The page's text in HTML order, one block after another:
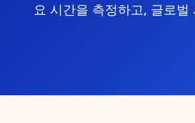
요 시간을 측정하고, 글로